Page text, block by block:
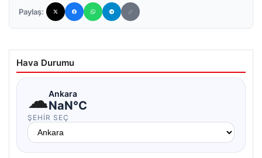
Paylaş:
Hava Durumu
☁Ankara
NaN°C
ŞEHIR SEÇ